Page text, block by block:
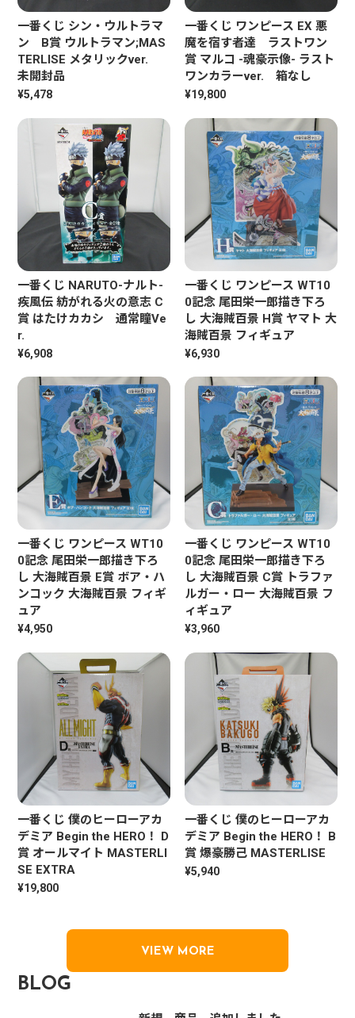
BLOG
一番くじ シン・ウルトラマ
ン B賞 ウルトラマン;MAS
TERLISE メタリックver.
未開封品
¥5,478
一番くじ ワンピース EX 悪
魔を宿す者達 ラストワン
賞 マルコ -魂豪示像- ラスト
ワンカラーver. 箱なし
¥19,800
一番くじ NARUTO-ナルト-
疾風伝 紡がれる火の意志 C
賞 はたけカカシ 通常瞳Ve
r.
¥6,908
一番くじ ワンピース WT10
0記念 尾田栄一郎描き下ろ
し 大海賊百景 H賞 ヤマト 大
海賊百景 フィギュア
¥6,930
一番くじ ワンピース WT10
0記念 尾田栄一郎描き下ろ
し 大海賊百景 E賞 ボア・ハ
ンコック 大海賊百景 フィギ
ュア
¥4,950
一番くじ ワンピース WT10
0記念 尾田栄一郎描き下ろ
し 大海賊百景 C賞 トラファ
ルガー・ロー 大海賊百景 フ
ィギュア
¥3,960
一番くじ 僕のヒーローアカ
デミア Begin the HERO！ D
賞 オールマイト MASTERLI
SE EXTRA
¥19,800
一番くじ 僕のヒーローアカ
デミア Begin the HERO！ B
賞 爆豪勝己 MASTERLISE
¥5,940
VIEW MORE